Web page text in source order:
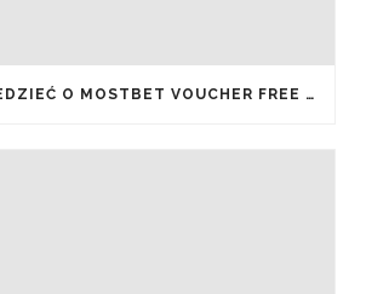
CO WARTO WIEDZIEĆ O MOSTBET VOUCHER FREE SPINS I JAK JE ODEBRAĆ